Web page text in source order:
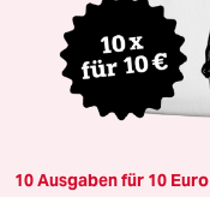
10 Ausgaben für 10 Euro